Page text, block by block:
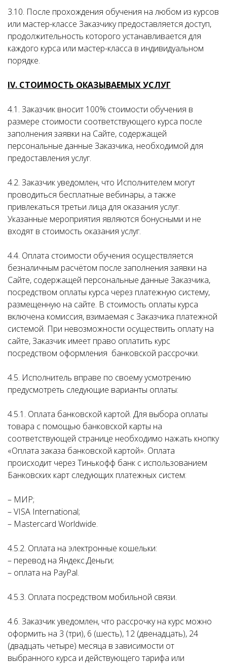
3.10. После прохождения обучения на любом из курсов
или мастер-классе Заказчику предоставляется доступ,
продолжительность которого устанавливается для
каждого курса или мастер-класса в индивидуальном
порядке.
IV. СТОИМОСТЬ ОКАЗЫВАЕМЫХ УСЛУГ
4.1. Заказчик вносит 100% стоимости обучения в
размере стоимости соответствующего курса после
заполнения заявки на Сайте, содержащей
персональные данные Заказчика, необходимой для
предоставления услуг.
4.2. Заказчик уведомлен, что Исполнителем могут
проводиться бесплатные вебинары, а также
привлекаться третьи лица для оказания услуг.
Указанные мероприятия являются бонусными и не
входят в стоимость оказания услуг.
4.4. Оплата стоимости обучения осуществляется
безналичным расчётом после заполнения заявки на
Сайте, содержащей персональные данные Заказчика,
посредством оплаты курса через платежную систему,
размещенную на сайте. В стоимость оплаты курса
включена комиссия, взимаемая с Заказчика платежной
системой. При невозможности осуществить оплату на
сайте, Заказчик имеет право оплатить курс
посредством оформления банковской рассрочки.
4.5. Исполнитель вправе по своему усмотрению
предусмотреть следующие варианты оплаты:
4.5.1. Оплата банковской картой. Для выбора оплаты
товара с помощью банковской карты на
соответствующей странице необходимо нажать кнопку
«Оплата заказа банковской картой». Оплата
происходит через Тинькофф банк с использованием
Банковских карт следующих платежных систем:
– МИР;
– VISA International;
– Mastercard Worldwide.
4.5.2. Оплата на электронные кошельки:
– перевод на Яндекс.Деньги;
– оплата на PayPal.
4.5.3. Оплата посредством мобильной связи.
4.6. Заказчик уведомлен, что рассрочку на курс можно
оформить на 3 (три), 6 (шесть), 12 (двенадцать), 24
(двадцать четыре) месяца в зависимости от
выбранного курса и действующего тарифа или